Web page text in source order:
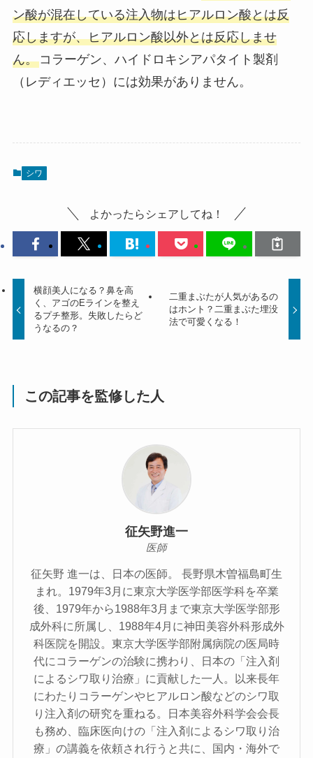
ン酸が混在している注入物はヒアルロン酸とは反
応しますが、ヒアルロン酸以外とは反応しませ
ん。コラーゲン、ハイドロキシアパタイト製剤
（レディエッセ）には効果がありません。
シワ
よかったらシェアしてね！
横顔美人になる？鼻を高
く、アゴのEラインを整え
るプチ整形。失敗したらど
うなるの？
二重まぶたが人気があるの
はホント？二重まぶた埋没
法で可愛くなる！
この記事を監修した人
征矢野進一
医師
征矢野 進一は、日本の医師。 長野県木曽福島町生
まれ。1979年3月に東京大学医学部医学科を卒業
後、1979年から1988年3月まで東京大学医学部形
成外科に所属し、1988年4月に神田美容外科形成外
科医院を開設。東京大学医学部附属病院の医局時
代にコラーゲンの治験に携わり、日本の「注入剤
によるシワ取り治療」に貢献した一人。以来長年
にわたりコラーゲンやヒアルロン酸などのシワ取
り注入剤の研究を重ねる。日本美容外科学会会長
も務め、臨床医向けの「注入剤によるシワ取り治
療」の講義を依頼され行うと共に、国内・海外で